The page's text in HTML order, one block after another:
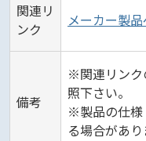
関連リ
ンク
メーカー製
備考
※関連リンク
照下さい。
※製品の仕様
る場合があり